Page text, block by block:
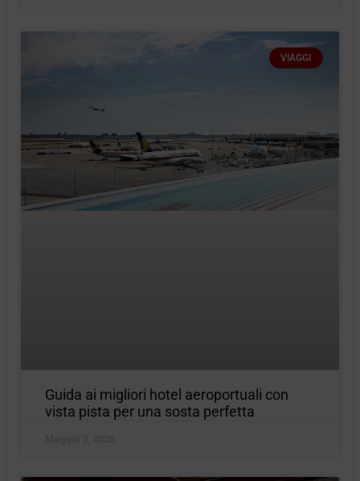
VIAGGI
Guida ai migliori hotel aeroportuali con
vista pista per una sosta perfetta
Maggio 2, 2026